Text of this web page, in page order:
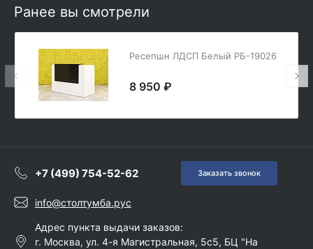
Ранее вы смотрели
Ресепшн ЛДСП Белый РБ-19026
8 950 ₽
+7 (499) 754-52-62 Заказать звонок
info@столтумба.рус
Адрес пункта выдачи заказов:
г. Москва, ул. 4-я Магистральная, 5с5, БЦ "На